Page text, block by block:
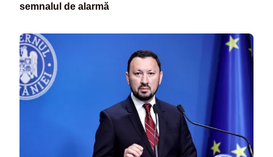
semnalul de alarmă